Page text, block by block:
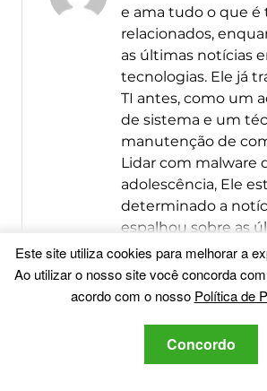
e ama tudo o que é
relacionados,
as últimas notícias
tecnologias. Ele já
TI antes, como um
de sistema e um
manutenção de
Lidar com malware
adolescência, Ele
determinado a
espalhou sobre as
ameaças giram em
segurança do
mais Posts
Me siga:
Este site utiliza cookies para melhorar a
Ao utilizar o nosso site você concorda
acordo com o nosso Política de
Concordo